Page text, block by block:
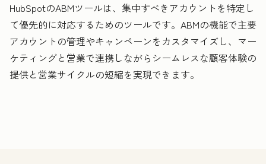
HubSpotのABMツールは、集中すべきアカウントを特定し
て優先的に対応するためのツールです。ABMの機能で主要
アカウントの管理やキャンペーンをカスタマイズし、マー
ケティングと営業で連携しながらシームレスな顧客体験の
提供と営業サイクルの短縮を実現できます。